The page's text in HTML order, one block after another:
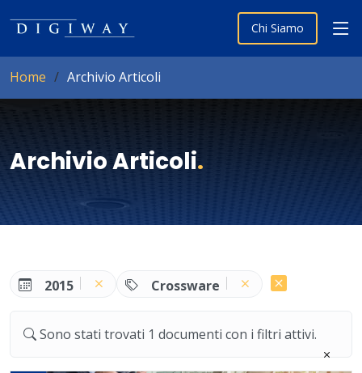
Chi Siamo
Home Archivio Articoli
Archivio Articoli.
2015 Crossware
Sono stati trovati 1 documenti con i filtri attivi.